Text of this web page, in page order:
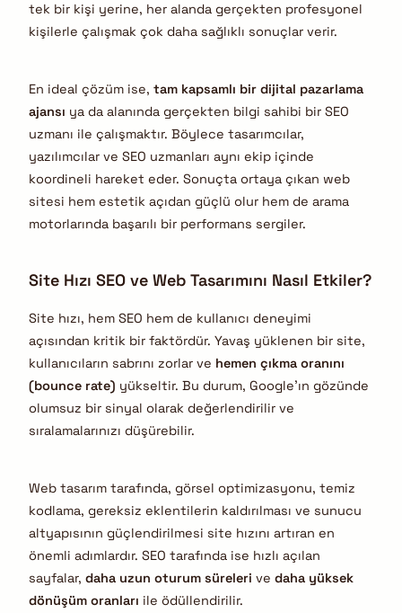
tek bir kişi yerine, her alanda gerçekten profesyonel
kişilerle çalışmak çok daha sağlıklı sonuçlar verir.
En ideal çözüm ise, tam kapsamlı bir dijital pazarlama
ajansı ya da alanında gerçekten bilgi sahibi bir SEO
uzmanı ile çalışmaktır. Böylece tasarımcılar,
yazılımcılar ve SEO uzmanları aynı ekip içinde
koordineli hareket eder. Sonuçta ortaya çıkan web
sitesi hem estetik açıdan güçlü olur hem de arama
motorlarında başarılı bir performans sergiler.
Site Hızı SEO ve Web Tasarımını Nasıl Etkiler?
Site hızı, hem SEO hem de kullanıcı deneyimi
açısından kritik bir faktördür. Yavaş yüklenen bir site,
kullanıcıların sabrını zorlar ve hemen çıkma oranını
(bounce rate) yükseltir. Bu durum, Google’ın gözünde
olumsuz bir sinyal olarak değerlendirilir ve
sıralamalarınızı düşürebilir.
Web tasarım tarafında, görsel optimizasyonu, temiz
kodlama, gereksiz eklentilerin kaldırılması ve sunucu
altyapısının güçlendirilmesi site hızını artıran en
önemli adımlardır. SEO tarafında ise hızlı açılan
sayfalar, daha uzun oturum süreleri ve daha yüksek
dönüşüm oranları ile ödüllendirilir.